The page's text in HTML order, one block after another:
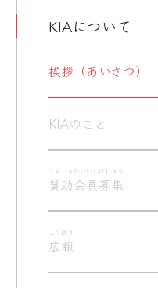
KIAについて
挨拶（あいさつ）
KIAのこと
賛助
さんじょ
会員
かいいん
募集
ぼしゅう
広報
こうほう